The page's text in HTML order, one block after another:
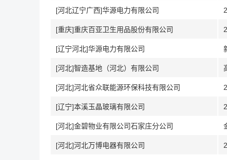
[河北辽宁广西]华源电力有限公司
[重庆]重庆百亚卫生用品股份有限公司
[辽宁河北]华源电力有限公司
[河北]智造基地（河北）有限公司
[河北]河北省众联能源环保科技有限公司
[辽宁]本溪玉晶玻璃有限公司
[河北]金碧物业有限公司石家庄分公司
[河北]河北万博电器有限公司